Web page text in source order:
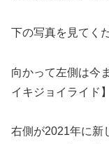
下の写真を見てく
向かって左側は今
イキジョイライド】
右側が2021年に新